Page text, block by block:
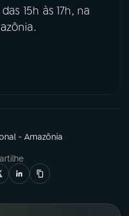
15h às 17h, na
- Amazônia